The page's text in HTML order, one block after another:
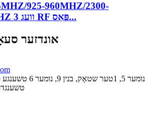
925-960MHZ/2300-
2400MHZ 3 וועג RF פּאַס...
אונדזער
נומער 5, 1טער
טשענגדו